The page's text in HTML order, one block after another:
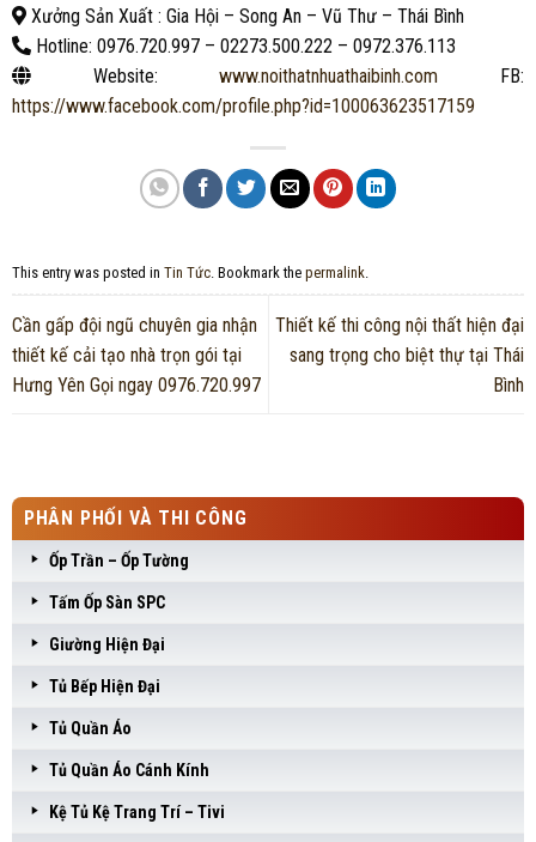
Xưởng Sản Xuất : Gia Hội – Song An – Vũ Thư – Thái Bình
Hotline: 0976.720.997 – 02273.500.222 – 0972.376.113
Website:www.noithatnhuathaibinh.com FB:
https://www.facebook.com/profile.php?id=100063623517159
This entry was posted in Tin Tức. Bookmark the permalink.
Cần gấp đội ngũ chuyên gia nhận
thiết kế cải tạo nhà trọn gói tại
Hưng Yên Gọi ngay 0976.720.997
Thiết kế thi công nội thất hiện đại
sang trọng cho biệt thự tại Thái
Bình
PHÂN PHỐI VÀ THI CÔNG
Ốp Trần – Ốp Tường
Tấm Ốp Sàn SPC
Giường Hiện Đại
Tủ Bếp Hiện Đại
Tủ Quần Áo
Tủ Quần Áo Cánh Kính
Kệ Tủ Kệ Trang Trí – Tivi